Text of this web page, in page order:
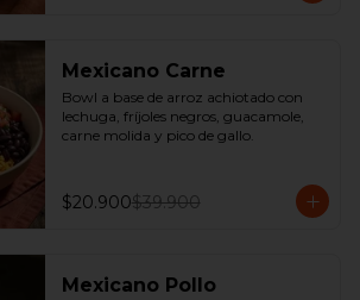
Mexicano Carne
Bowl a base de arroz achiotado con
lechuga, fríjoles negros, guacamole,
carne molida y pico de gallo.
$20.900$39.900
Mexicano Pollo